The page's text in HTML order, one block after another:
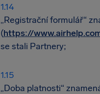
„Registrační formulář“
(https://
se stali Partnery;
„Doba platnosti“